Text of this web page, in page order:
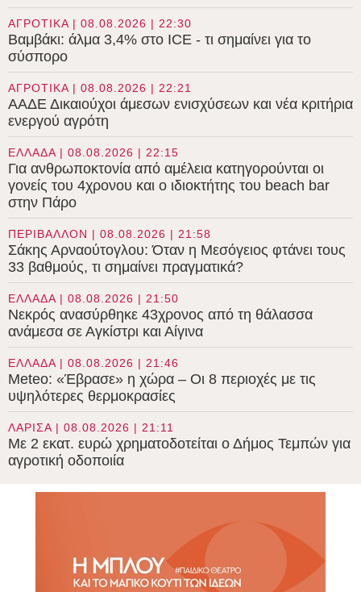
ΑΓΡΟΤΙΚΑ | 08.08.2026 | 22:30
Βαμβάκι: άλμα 3,4% στο ICE - τι σημαίνει για το
σύσπορο
ΑΓΡΟΤΙΚΑ | 08.08.2026 | 22:21
ΑΑΔΕ Δικαιούχοι άμεσων ενισχύσεων και νέα κριτήρια
ενεργού αγρότη
ΕΛΛΑΔΑ | 08.08.2026 | 22:15
Για ανθρωποκτονία από αμέλεια κατηγορούνται οι
γονείς του 4χρονου και ο ιδιοκτήτης του beach bar
στην Πάρο
ΠΕΡΙΒΑΛΛΟΝ | 08.08.2026 | 21:58
Σάκης Αρναούτογλου: Όταν η Μεσόγειος φτάνει τους
33 βαθμούς, τι σημαίνει πραγματικά?
ΕΛΛΑΔΑ | 08.08.2026 | 21:50
Νεκρός ανασύρθηκε 43χρονος από τη θάλασσα
ανάμεσα σε Αγκίστρι και Αίγινα
ΕΛΛΑΔΑ | 08.08.2026 | 21:46
Meteo: «Έβρασε» η χώρα – Οι 8 περιοχές με τις
υψηλότερες θερμοκρασίες
ΛΑΡΙΣΑ | 08.08.2026 | 21:11
Με 2 εκατ. ευρώ χρηματοδοτείται ο Δήμος Τεμπών για
αγροτική οδοποιία